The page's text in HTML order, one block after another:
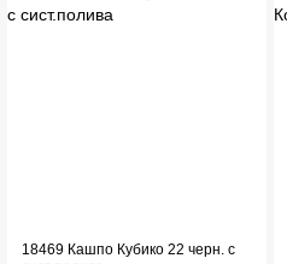
18469 Кашпо Кубико 22 черн. с